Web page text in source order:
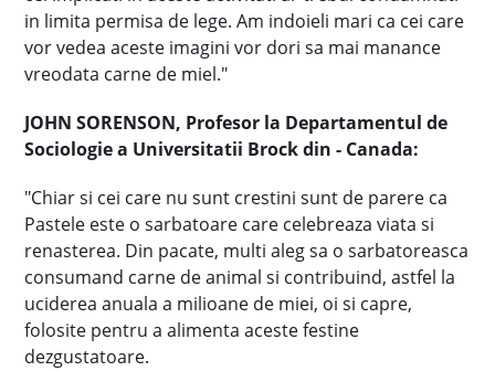
in limita permisa de lege. Am indoieli mari ca cei care
vor vedea aceste imagini vor dori sa mai manance
vreodata carne de miel."
JOHN SORENSON, Profesor la Departamentul de
Sociologie a Universitatii Brock din - Canada:
"Chiar si cei care nu sunt crestini sunt de parere ca
Pastele este o sarbatoare care celebreaza viata si
renasterea. Din pacate, multi aleg sa o sarbatoreasca
consumand carne de animal si contribuind, astfel la
uciderea anuala a milioane de miei, oi si capre,
folosite pentru a alimenta aceste festine
dezgustatoare.